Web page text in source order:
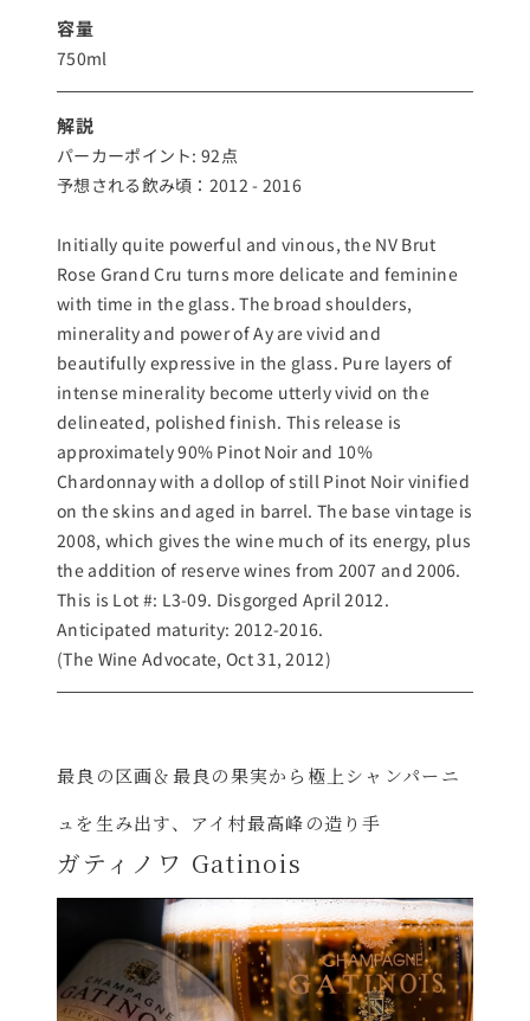
容量
750ml
解説
パーカーポイント: 92点
予想される飲み頃：2012 - 2016
Initially quite powerful and vinous, the NV Brut
Rose Grand Cru turns more delicate and feminine
with time in the glass. The broad shoulders,
minerality and power of Ay are vivid and
beautifully expressive in the glass. Pure layers of
intense minerality become utterly vivid on the
delineated, polished finish. This release is
approximately 90% Pinot Noir and 10%
Chardonnay with a dollop of still Pinot Noir vinified
on the skins and aged in barrel. The base vintage is
2008, which gives the wine much of its energy, plus
the addition of reserve wines from 2007 and 2006.
This is Lot #: L3-09. Disgorged April 2012.
Anticipated maturity: 2012-2016.
(The Wine Advocate, Oct 31, 2012)
最良の区画＆最良の果実から極上シャンパーニ
ュを生み出す、アイ村最高峰の造り手
ガティノワ Gatinois